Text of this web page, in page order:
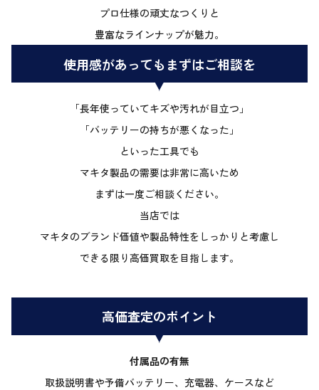
プロ仕様の頑丈なつくりと
豊富なラインナップが魅力。
使用感があってもまずはご相談を
「長年使っていてキズや汚れが目立つ」
「バッテリーの持ちが悪くなった」
といった工具でも
マキタ製品の需要は非常に高いため
まずは一度ご相談ください。
当店では
マキタのブランド価値や製品特性をしっかりと考慮し
できる限り高価買取を目指します。
高価査定のポイント
付属品の有無
取扱説明書や予備バッテリー、充電器、ケースなど